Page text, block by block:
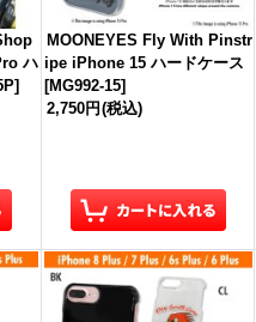
ハ
]
MOONEYES Fly With Pinstr
ipe iPhone 15 ハードケース
[MG992-15]
2,750円 (税込)